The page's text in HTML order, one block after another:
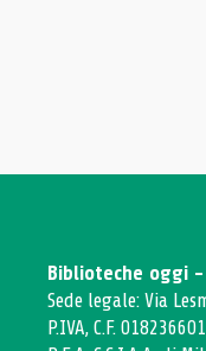
Biblioteche oggi -
Sede legale: Via
P.IVA, C.F.